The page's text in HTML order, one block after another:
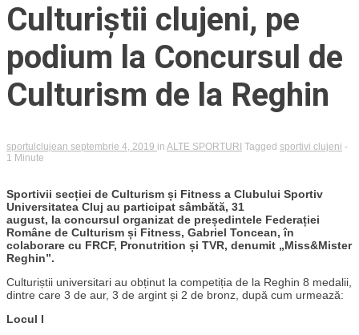
Culturiştii clujeni, pe
podium la Concursul de
Culturism de la Reghin
sportulclujean septembrie 4, 2019 in ALTE SPORTURI Tagged sportivi clujeni -
1 Minute
Sportivii secției de Culturism și Fitness a Clubului Sportiv
Universitatea Cluj au participat sâmbătă, 31
august, la concursul organizat de președintele Federației
Române de Culturism și Fitness, Gabriel Toncean, în
colaborare cu FRCF, Pronutrition și TVR, denumit „Miss&Mister
Reghin”.
Culturiștii universitari au obținut la competiția de la Reghin 8 medalii,
dintre care 3 de aur, 3 de argint și 2 de bronz, după cum urmează:
Locul I